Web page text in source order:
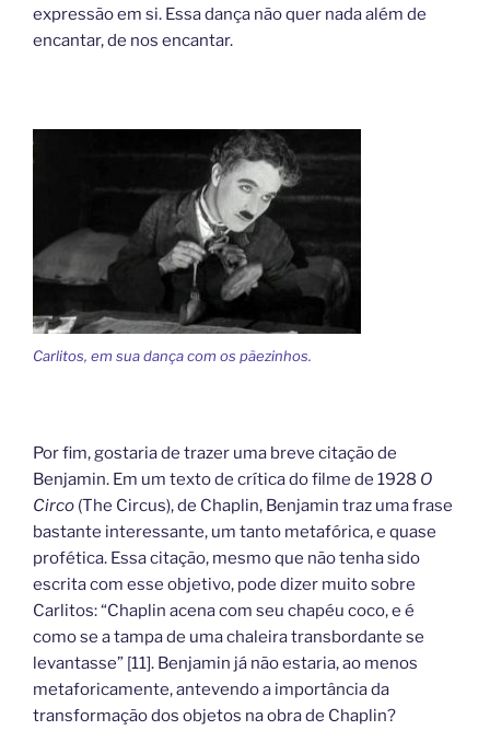
expressão em si. Essa dança não quer nada além de
encantar, de nos encantar.
Carlitos, em sua dança com os pãezinhos.
Por fim, gostaria de trazer uma breve citação de
Benjamin. Em um texto de crítica do filme de 1928 O
Circo (The Circus), de Chaplin, Benjamin traz uma frase
bastante interessante, um tanto metafórica, e quase
profética. Essa citação, mesmo que não tenha sido
escrita com esse objetivo, pode dizer muito sobre
Carlitos: “Chaplin acena com seu chapéu coco, e é
como se a tampa de uma chaleira transbordante se
levantasse” [11]. Benjamin já não estaria, ao menos
metaforicamente, antevendo a importância da
transformação dos objetos na obra de Chaplin?